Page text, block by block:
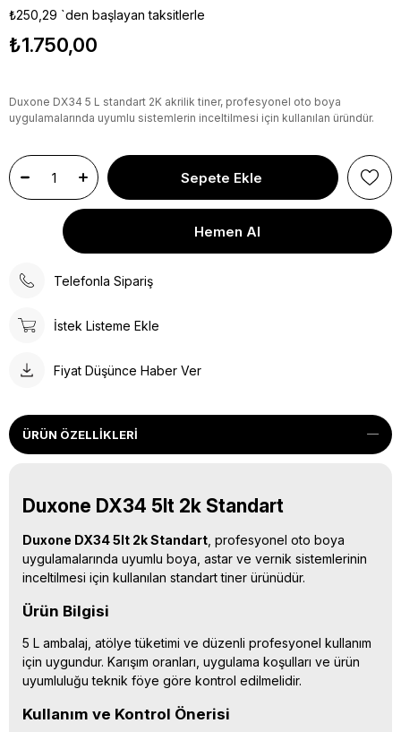
₺250,29 `den başlayan taksitlerle
₺1.750,00
Duxone DX34 5 L standart 2K akrilik tiner, profesyonel oto boya
uygulamalarında uyumlu sistemlerin inceltilmesi için kullanılan üründür.
Telefonla Sipariş
İstek Listeme Ekle
Fiyat Düşünce Haber Ver
ÜRÜN ÖZELLIKLERI
Duxone DX34 5lt 2k Standart
Duxone DX34 5lt 2k Standart , profesyonel oto boya
uygulamalarında uyumlu boya, astar ve vernik sistemlerinin
inceltilmesi için kullanılan standart tiner ürünüdür.
Ürün Bilgisi
5 L ambalaj, atölye tüketimi ve düzenli profesyonel kullanım
için uygundur. Karışım oranları, uygulama koşulları ve ürün
uyumluluğu teknik föye göre kontrol edilmelidir.
Kullanım ve Kontrol Önerisi